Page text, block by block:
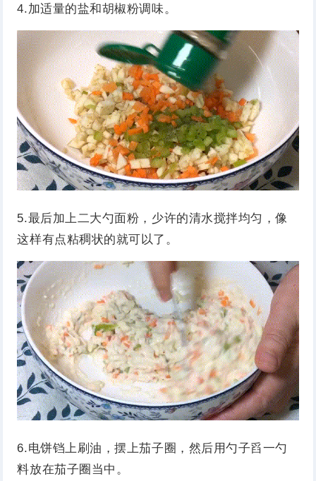
4.加适量的盐和胡椒粉调味。
5.最后加上二大勺面粉，少许的清水搅拌均匀，像
这样有点粘稠状的就可以了。
6.电饼铛上刷油，摆上茄子圈，然后用勺子舀一勺
料放在茄子圈当中。